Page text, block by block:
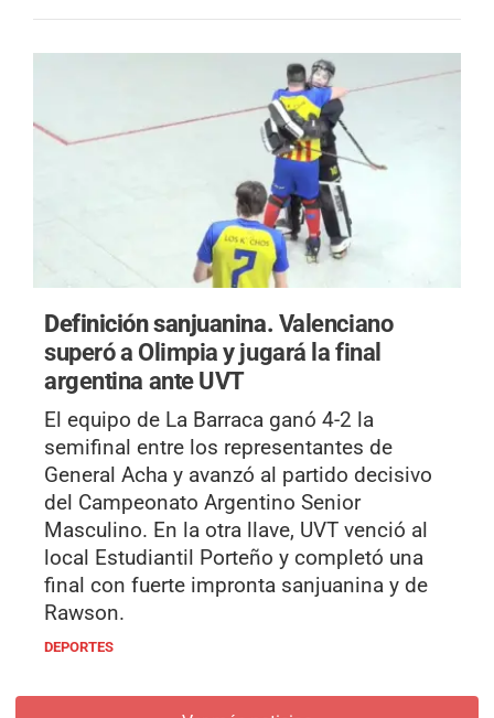
Definición sanjuanina. Valenciano
superó a Olimpia y jugará la final
argentina ante UVT
El equipo de La Barraca ganó 4-2 la
semifinal entre los representantes de
General Acha y avanzó al partido decisivo
del Campeonato Argentino Senior
Masculino. En la otra llave, UVT venció al
local Estudiantil Porteño y completó una
final con fuerte impronta sanjuanina y de
Rawson.
DEPORTES